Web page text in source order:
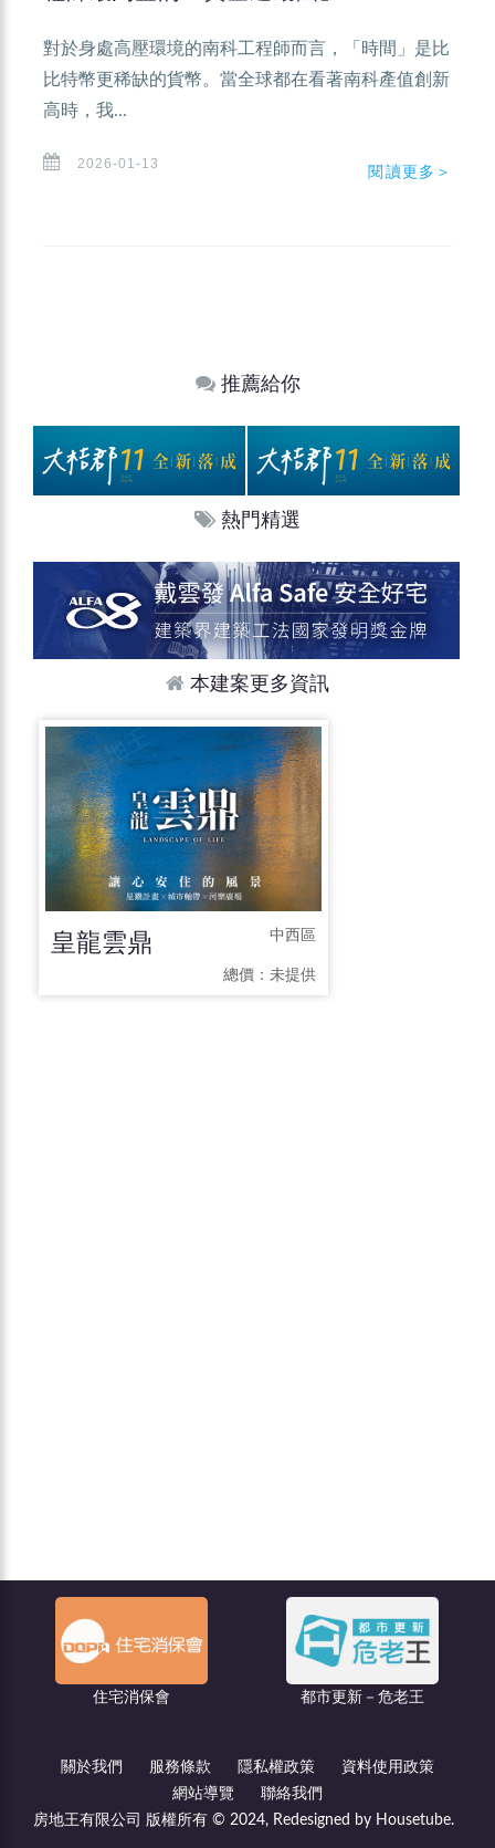
對於身處高壓環境的南科工程師而言，「時間」是比
比特幣更稀缺的貨幣。當全球都在看著南科產值創新
高時，我...
2026-01-13 閱讀更多＞
推薦給你
熱門精選
本建案更多資訊
皇龍雲鼎 中西區
總價： 未提供
都市更新－危老王 聯億廣告
關於我們 服務條款 隱私權政策
資料使用政策
網站導覽
聯絡我們
房地王有限公司 版權所有 © 2024, Redesigned by Housetube.